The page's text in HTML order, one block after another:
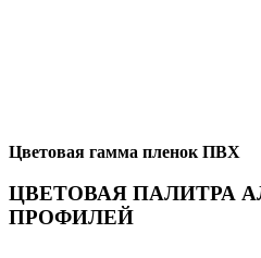
Цветовая гамма пленок ПВХ
ЦВЕТОВАЯ ПАЛИТРА
ПРОФИЛЕЙ